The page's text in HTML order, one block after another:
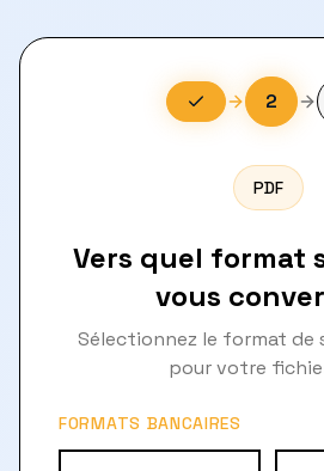
2
PDF
Vers quel format
vous
Sélectionnez le format de
pour votre
FORMATS BANCAIRES